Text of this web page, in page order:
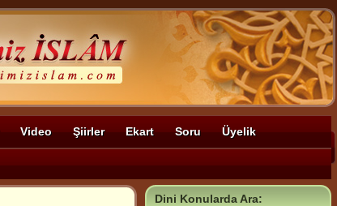
Video Şiirler Ekart Soru Üyelik
Dini Konularda Ara: